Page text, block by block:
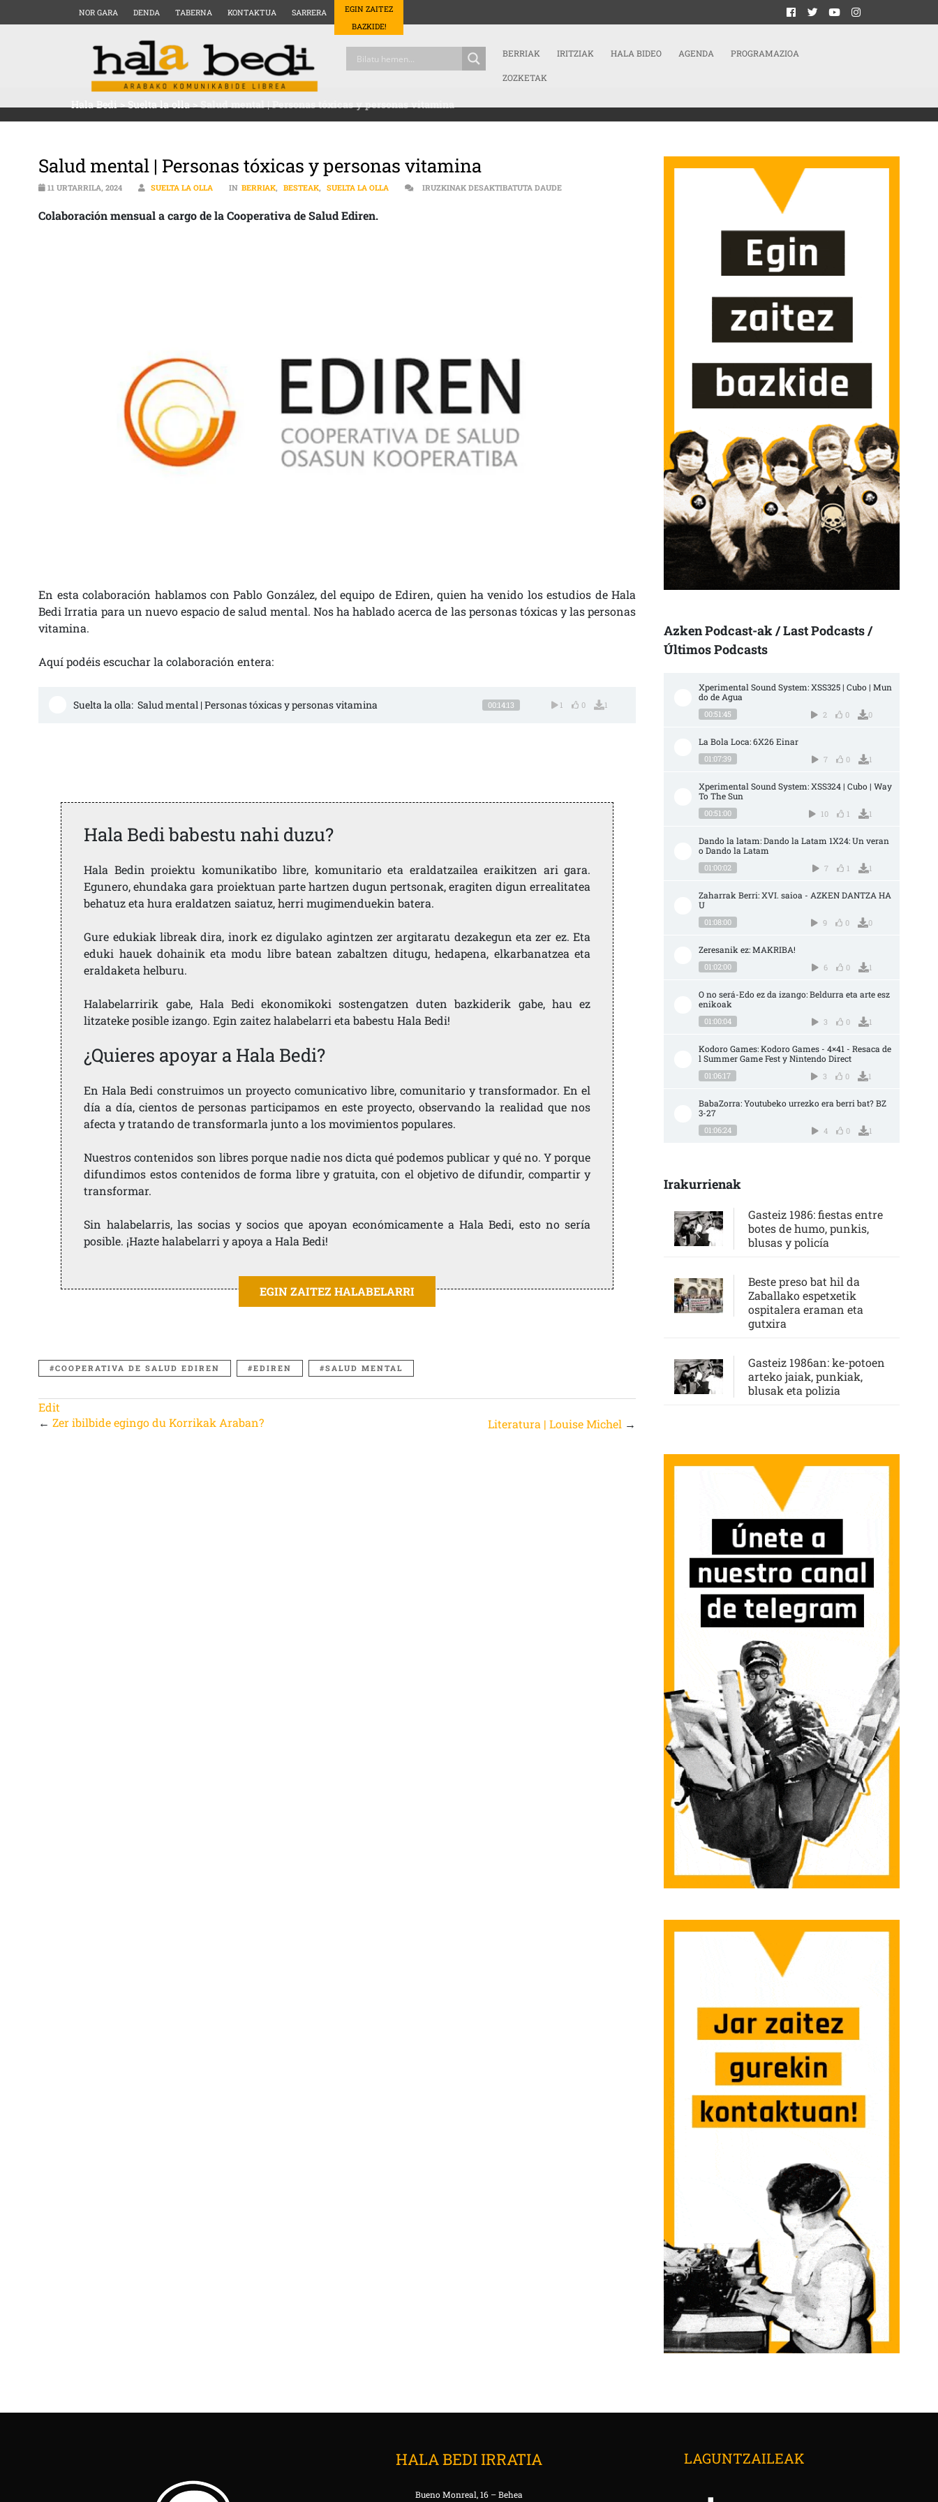
NOR GARA DENDA TABERNA KONTAKTUA SARRERA
EGIN ZAITEZ
BAZKIDE!
BERRIAK IRITZIAK HALA BIDEO AGENDA PROGRAMAZIOA
ZOZKETAK
Hala Bedi>Suelta la olla>Salud mental | Personas tóxicas y personas vitamina
Salud mental | Personas tóxicas y personas vitamina
11 URTARRILA, 2024 SUELTA LA OLLA IN BERRIAK, BESTEAK, SUELTA LA OLLA IRUZKINAK DESAKTIBATUTA DAUDESALUD MENTAL | PERSONAS TÓXICAS Y PERSONAS VITAMINA SARRERAN
Colaboración mensual a cargo de la Cooperativa de Salud Ediren.
En esta colaboración hablamos con Pablo González, del equipo de Ediren, quien ha venido los estudios de Hala
Bedi Irratia para un nuevo espacio de salud mental. Nos ha hablado acerca de las personas tóxicas y las personas
vitamina.
Aquí podéis escuchar la colaboración entera:
Suelta la olla:  Salud mental | Personas tóxicas y personas vitamina 00:14:13 1 0 1
Hala Bedi babestu nahi duzu?
Hala Bedin proiektu komunikatibo libre, komunitario eta eraldatzailea eraikitzen ari gara.
Egunero, ehundaka gara proiektuan parte hartzen dugun pertsonak, eragiten digun errealitatea
behatuz eta hura eraldatzen saiatuz, herri mugimenduekin batera.
Gure edukiak libreak dira, inork ez digulako agintzen zer argitaratu dezakegun eta zer ez. Eta
eduki hauek dohainik eta modu libre batean zabaltzen ditugu, hedapena, elkarbanatzea eta
eraldaketa helburu.
Halabelarririk gabe, Hala Bedi ekonomikoki sostengatzen duten bazkiderik gabe, hau ez
litzateke posible izango. Egin zaitez halabelarri eta babestu Hala Bedi!
¿Quieres apoyar a Hala Bedi?
En Hala Bedi construimos un proyecto comunicativo libre, comunitario y transformador. En el
día a día, cientos de personas participamos en este proyecto, observando la realidad que nos
afecta y tratando de transformarla junto a los movimientos populares.
Nuestros contenidos son libres porque nadie nos dicta qué podemos publicar y qué no. Y porque
difundimos estos contenidos de forma libre y gratuita, con el objetivo de difundir, compartir y
transformar.
Sin halabelarris, las socias y socios que apoyan económicamente a Hala Bedi, esto no sería
posible. ¡Hazte halabelarri y apoya a Hala Bedi!
EGIN ZAITEZ HALABELARRI
COOPERATIVA DE SALUD EDIREN EDIREN SALUD MENTAL
Edit
←Zer ibilbide egingo du Korrikak Araban? Literatura | Louise Michel →
Azken Podcast-ak / Last Podcasts /
Últimos Podcasts
Xperimental Sound System: XSS325 | Cubo | Mun
do de Agua
00:51:45 2 0 0
La Bola Loca: 6X26 Einar
01:07:39 7 0 1
Xperimental Sound System: XSS324 | Cubo | Way
To The Sun
00:51:00 10 1 1
Dando la latam: Dando la Latam 1X24: Un veran
o Dando la Latam
01:00:02 7 1 1
Zaharrak Berri: XVI. saioa - AZKEN DANTZA HA
U
01:08:00 9 0 0
Zeresanik ez: MAKRIBA!
01:02:00 6 0 1
O no será-Edo ez da izango: Beldurra eta arte esz
enikoak
01:00:04 3 0 1
Kodoro Games: Kodoro Games - 4×41 - Resaca de
l Summer Game Fest y Nintendo Direct
01:06:17 3 0 1
BabaZorra: Youtubeko urrezko era berri bat? BZ
3-27
01:06:24 4 0 1
Irakurrienak
Gasteiz 1986: fiestas entre
botes de humo, punkis,
blusas y policía
Beste preso bat hil da
Zaballako espetxetik
ospitalera eraman eta
gutxira
Gasteiz 1986an: ke-potoen
arteko jaiak, punkiak,
blusak eta polizia
HALA BEDI IRRATIA
Bueno Monreal, 16 – Behea
LAGUNTZAILEAK